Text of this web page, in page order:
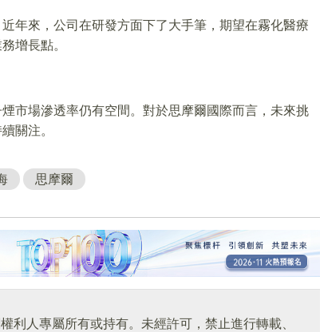
年來，公司在研發方面下了大手筆，期望在霧化醫療
增長點。
市場滲透率仍有空間。對於思摩爾國際而言，未來挑
關注。
思摩爾
利人專屬所有或持有。未經許可，禁止進行轉載、